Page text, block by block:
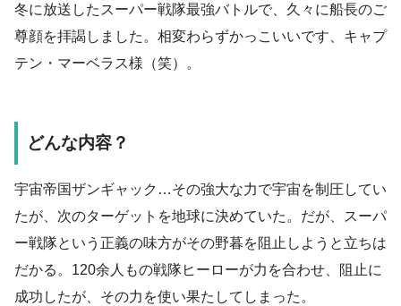
冬に放送したスーパー戦隊最強バトルで、久々に船長のご
尊顔を拝謁しました。相変わらずかっこいいです、キャプ
テン・マーベラス様（笑）。
どんな内容？
宇宙帝国ザンギャック…その強大な力で宇宙を制圧してい
たが、次のターゲットを地球に決めていた。だが、スーパ
ー戦隊という正義の味方がその野暮を阻止しようと立ちは
だかる。120余人もの戦隊ヒーローが力を合わせ、阻止に
成功したが、その力を使い果たしてしまった。